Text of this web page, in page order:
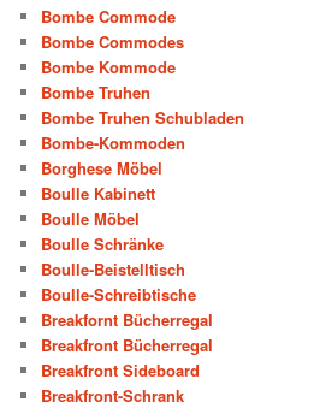
Bombe Commode
Bombe Commodes
Bombe Kommode
Bombe Truhen
Bombe Truhen Schubladen
Bombe-Kommoden
Borghese Möbel
Boulle Kabinett
Boulle Möbel
Boulle Schränke
Boulle-Beistelltisch
Boulle-Schreibtische
Breakfornt Bücherregal
Breakfront Bücherregal
Breakfront Sideboard
Breakfront-Schrank